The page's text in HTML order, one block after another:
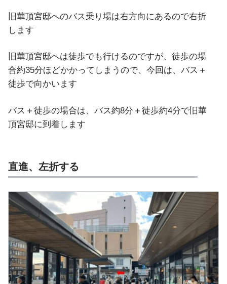
旧華頂宮邸へのバス乗り場は右方向にあるので右折
します
旧華頂宮邸へは徒歩でも行けるのですが、徒歩の場
合約35分ほどかかってしまうので、今回は、バス＋
徒歩で向かいます
バス＋徒歩の場合は、バス約8分＋徒歩約4分で旧華
頂宮邸に到着します
直進、左折する